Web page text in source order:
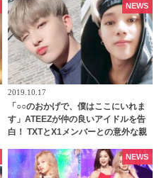
2019.10.17
「○○のおかげで、僕はここにいれま
す」ATEEZが仲の良いアイドルを告
白！ TXTとX1メンバーとの意外な親
NEWS
NEWS